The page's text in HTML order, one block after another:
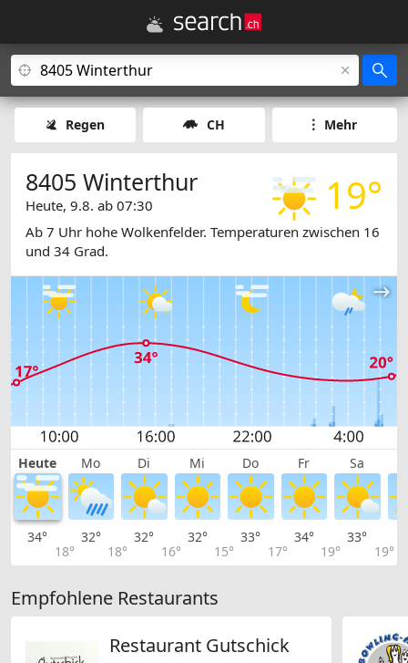
Regen CH Mehr
19°
8405 Winterthur
Heute, 9.8. ab 07:30
Ab 7 Uhr hohe Wolkenfelder. Temperaturen zwischen 16
und 34 Grad.
Heute Mo Di Mi Do Fr Sa
34°
18°
32°
18°
32°
16°
32°
15°
33°
17°
34°
19°
33°
19°
Empfohlene Restaurants
Restaurant Gutschick